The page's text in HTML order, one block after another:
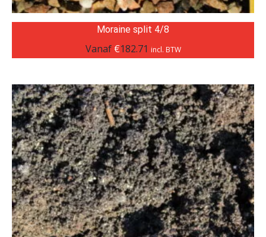
Moraine split 4/8
Vanaf €182.71 incl. BTW